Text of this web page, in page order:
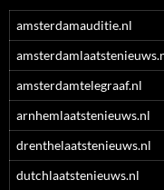
amsterdamauditie.nl
amsterdamtelegraaf.nl
arnhemlaatstenieuws.nl
drenthelaatstenieuws.nl
dutchlaatstenieuws.nl